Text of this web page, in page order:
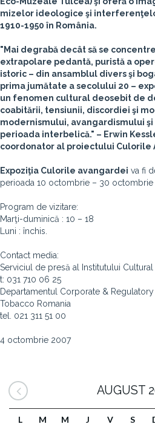
mizelor ideologice şi
1910-1950 în România.
"Mai degrabă decât să se
extrapolare pedantă, puristă a
istoric – din ansamblul divers şi
prima jumătate a secolului 20 –
un fenomen cultural deosebit de
coabitării, tensiunii, discordiei şi
modernismului, avangardismului
perioada interbelică." – Erwin
coordonator al proiectului Culorile
Expoziţia Culorile avangardei va fi
perioada 10 octombrie – 30 octombrie
Program de vizitare:
Marţi-duminică : 10 – 18
Luni : închis.
Contact media:
Serviciul de presă al Institutului
t: 031 710 06 25
Departamentul Corporate &
Tobacco Romania
tel. 021 311 51 00
4 octombrie 2007
AUGUST
L M M J V S